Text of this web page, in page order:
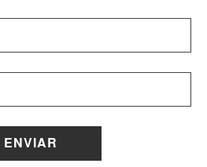
ENVIAR